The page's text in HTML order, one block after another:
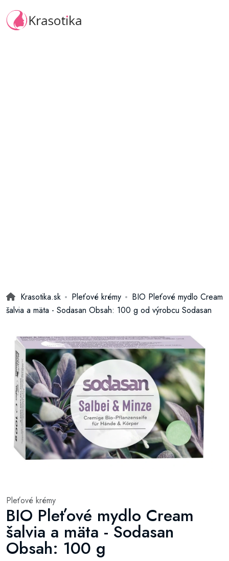
Krasotika.sk Pleťové krémy
BIO Pleťové mydlo Cream
šalvia a mäta - Sodasan Obsah: 100 g od výrobcu Sodasan
Pleťové krémy
BIO Pleťové mydlo Cream
šalvia a mäta - Sodasan
Obsah: 100 g